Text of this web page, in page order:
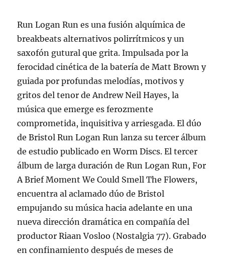
Run Logan Run es una fusión alquímica de
breakbeats alternativos polirrítmicos y un
saxofón gutural que grita. Impulsada por la
ferocidad cinética de la batería de Matt Brown y
guiada por profundas melodías, motivos y
gritos del tenor de Andrew Neil Hayes, la
música que emerge es ferozmente
comprometida, inquisitiva y arriesgada. El dúo
de Bristol Run Logan Run lanza su tercer álbum
de estudio publicado en Worm Discs. El tercer
álbum de larga duración de Run Logan Run, For
A Brief Moment We Could Smell The Flowers,
encuentra al aclamado dúo de Bristol
empujando su música hacia adelante en una
nueva dirección dramática en compañía del
productor Riaan Vosloo (Nostalgia 77). Grabado
en confinamiento después de meses de